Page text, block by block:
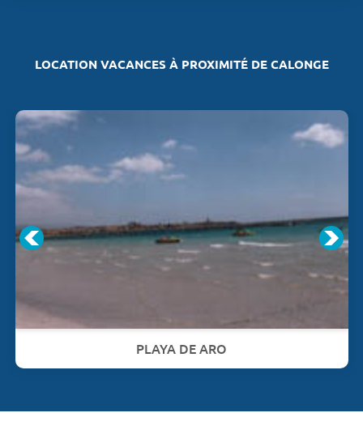
LOCATION VACANCES À PROXIMITÉ DE CALONGE
PLAYA DE ARO